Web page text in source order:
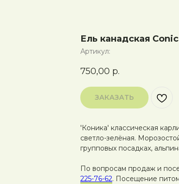
Ель канадская
Артикул:
750,00 р.
ЗАКАЗАТЬ
'Коника' классическая
светло-зелёная.
групповых посадках,
По вопросам продаж и
225-76-62. Посещение